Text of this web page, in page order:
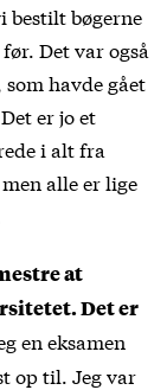
bestilt bøgerne
Det var også
havde gået
er jo et
i alt fra
alle er lige
at
Det er
en eksamen
op til. Jeg var